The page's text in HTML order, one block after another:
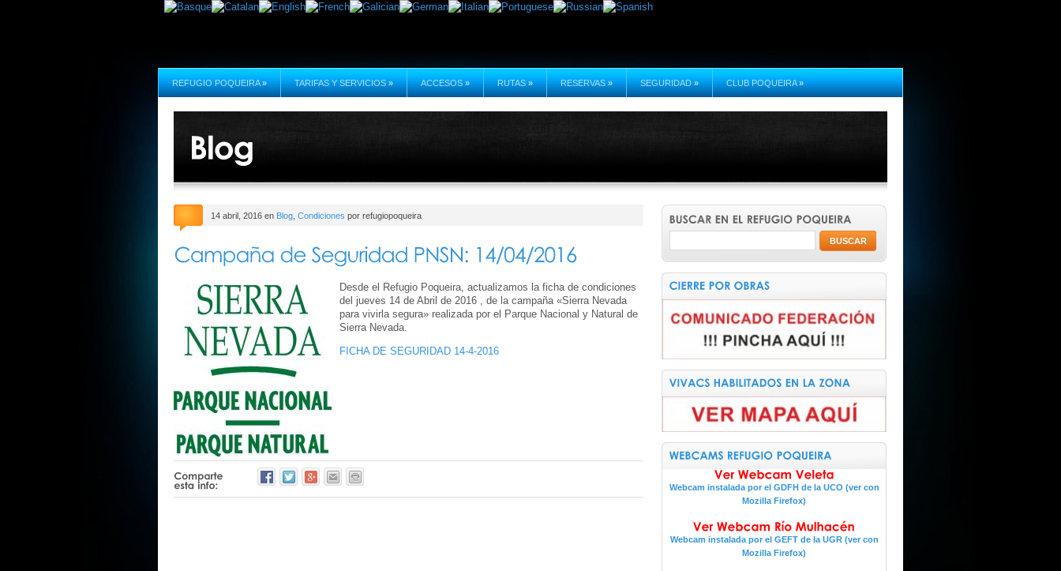
REFUGIO POQUEIRA » TARIFAS Y SERVICIOS » ACCESOS » RUTAS » RESERVAS » SEGURIDAD » CLUB POQUEIRA »
14 abril, 2016 en Blog Condiciones por refugiopoqueira
Desde el Refugio Poqueira, actualizamos la ficha de condiciones
del jueves 14 de Abril de 2016 , de la campaña «Sierra Nevada
para vivirla segura» realizada por el Parque Nacional y Natural de
Sierra Nevada.
FICHA DE SEGURIDAD 14-4-2016
Webcam instalada por el GDFH de la UCO (ver con
Mozilla Firefox)
Webcam instalada por el GEFT de la UGR (ver con
Mozilla Firefox)